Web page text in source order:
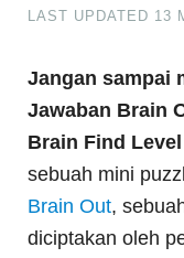
LAST UPDATED 13
Jangan sampai
Jawaban Brain
Brain Find Level
sebuah mini
Brain Out,
diciptakan oleh